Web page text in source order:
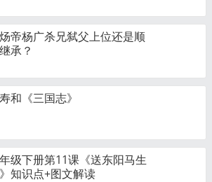
帝杨广杀兄弑父上位还是顺
承？
和《三国志》
级下册第11课《送东阳马生
知识点+图文解读